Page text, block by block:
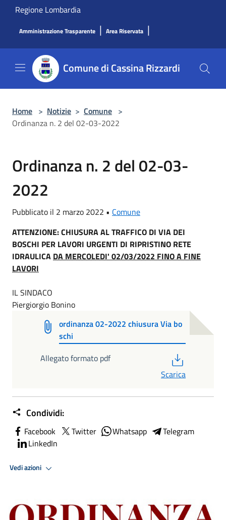
Salta al contenuto principale
Regione Lombardia
Amministrazione Trasparente | Area Riservata |
Comune di Cassina Rizzardi
Home > Notizie > Comune >
Ordinanza n. 2 del 02-03-2022
Ordinanza n. 2 del 02-03-
2022
Pubblicato il 2 marzo 2022 • Comune
ATTENZIONE: CHIUSURA AL TRAFFICO DI VIA DEI
BOSCHI PER LAVORI URGENTI DI RIPRISTINO RETE
IDRAULICA DA MERCOLEDI' 02/03/2022 FINO A FINE
LAVORI
IL SINDACO
Piergiorgio Bonino
ordinanza 02-2022 chiusura Via bo
schi
Allegato formato pdf
Scarica
Condividi:
Facebook Twitter Whatsapp
Telegram
LinkedIn
Vedi azioni